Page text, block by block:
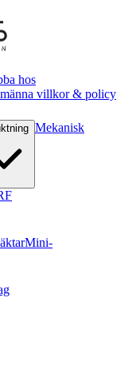
hos
villkor & policy
Mekanisk
Mini-